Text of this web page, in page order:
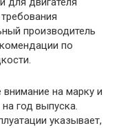
производитель
по
на марку и
год выпуска.
указывает,